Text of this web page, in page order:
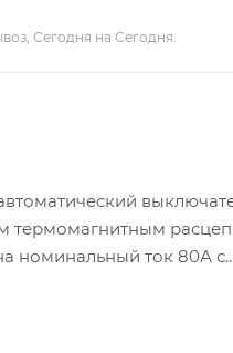
Сегодня на Сегодня.
термомагнитным
номинальный ток 80А с